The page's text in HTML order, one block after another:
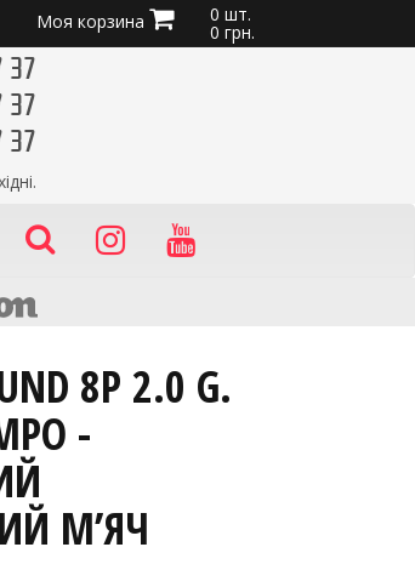
Моя корзина 0 шт.
0 грн.
37
37
37
8P 2.0 G.
-
М’ЯЧ